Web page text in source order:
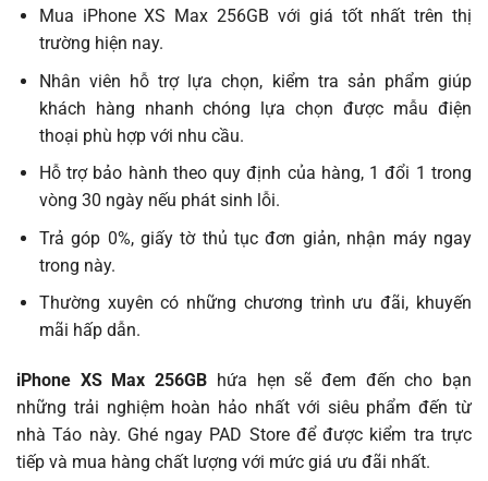
Mua iPhone XS Max 256GB với giá tốt nhất trên thị
trường hiện nay.
Nhân viên hỗ trợ lựa chọn, kiểm tra sản phẩm giúp
khách hàng nhanh chóng lựa chọn được mẫu điện
thoại phù hợp với nhu cầu.
Hỗ trợ bảo hành theo quy định của hàng, 1 đổi 1 trong
vòng 30 ngày nếu phát sinh lỗi.
Trả góp 0%, giấy tờ thủ tục đơn giản, nhận máy ngay
trong này.
Thường xuyên có những chương trình ưu đãi, khuyến
mãi hấp dẫn.
iPhone XS Max 256GB hứa hẹn sẽ đem đến cho bạn
những trải nghiệm hoàn hảo nhất với siêu phẩm đến từ
nhà Táo này. Ghé ngay PAD Store để được kiểm tra trực
tiếp và mua hàng chất lượng với mức giá ưu đãi nhất.